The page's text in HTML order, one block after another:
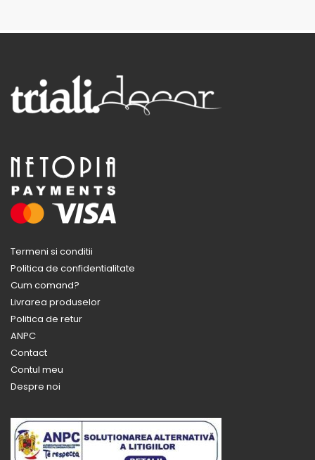
Termeni si conditii
Politica de confidentialitate
Cum comand?
Livrarea produselor
Politica de retur
ANPC
Contact
Contul meu
Despre noi